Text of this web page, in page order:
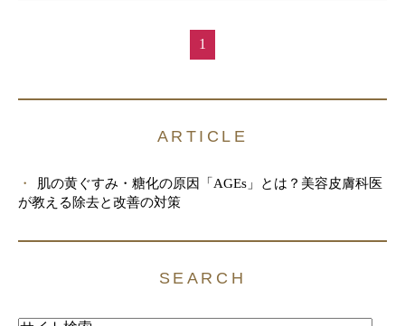
1
ARTICLE
肌の黄ぐすみ・糖化の原因「AGEs」とは？美容皮膚科医
が教える除去と改善の対策
SEARCH